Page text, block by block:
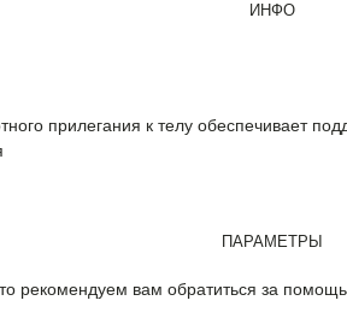
ИНФО
прилегания к телу обеспечивает
ПАРАМЕТРЫ
рекомендуем вам обратиться за